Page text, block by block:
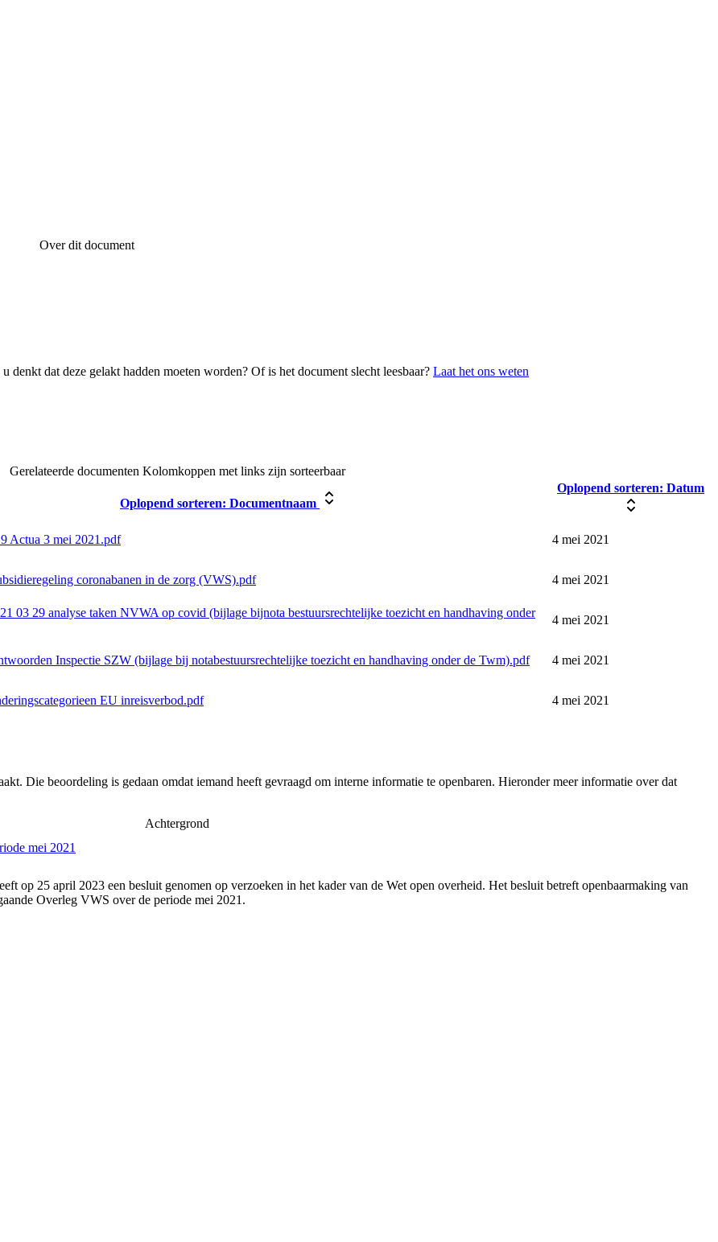
Over dit document
denkt dat deze gelakt hadden moeten worden? Of is het document slecht leesbaar? Laat het ons weten
Gerelateerde documenten Kolomkoppen met links zijn sorteerbaar
Oplopend sorteren: Documentnaam
Oplopend sorteren: Datum
Actua 3 mei 2021.pdf 4 mei 2021
coronabanen in de zorg (VWS).pdf 4 mei 2021
03 29 analyse taken NVWA op covid (bijlage bijnota bestuursrechtelijke toezicht en handhaving onder
4 mei 2021
Inspectie SZW (bijlage bij notabestuursrechtelijke toezicht en handhaving onder de Twm).pdf 4 mei 2021
EU inreisverbod.pdf 4 mei 2021
Die beoordeling is gedaan omdat iemand heeft gevraagd om interne informatie te openbaren. Hieronder meer informatie over dat
Achtergrond
mei 2021
op 25 april 2023 een besluit genomen op verzoeken in het kader van de Wet open overheid. Het besluit betreft openbaarmaking van
Overleg VWS over de periode mei 2021.